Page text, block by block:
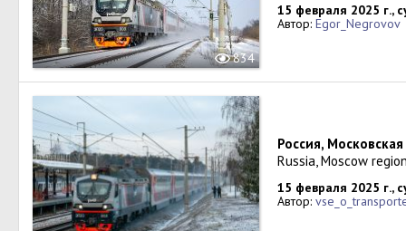
834
15 февраля 2025 г.,
Автор: Egor_Negrovov
Россия,
Russia, Moscow
15 февраля 2025 г.,
Автор: